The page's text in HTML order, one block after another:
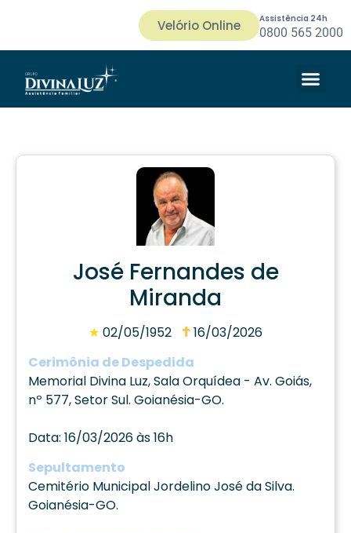
Velório Online Assistência 24h
0800 565 2000
José Fernandes de
Miranda
★ 02/05/1952
16/03/2026
Cerimônia de Despedida
Memorial Divina Luz, Sala Orquídea - Av. Goiás,
nº 577, Setor Sul. Goianésia-GO.
Data: 16/03/2026 às 16h
Sepultamento
Cemitério Municipal Jordelino José da Silva.
Goianésia-GO.